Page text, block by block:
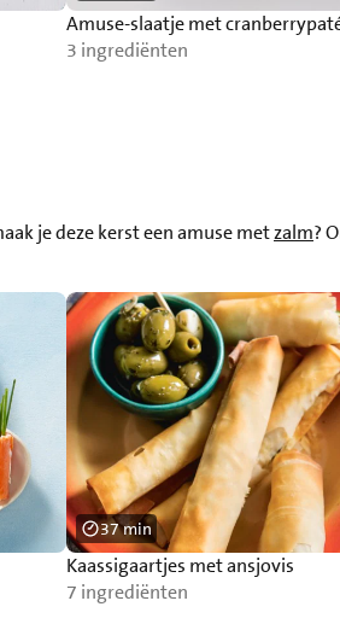
Amuse-slaatje met
3 ingrediënten
je deze kerst een amuse metzalm?
Kaassigaartjes met ansjovis
7 ingrediënten
37 min